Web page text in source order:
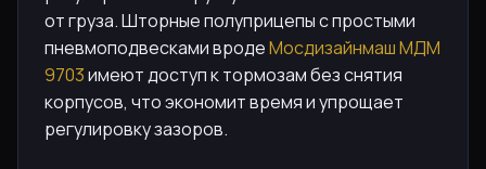
от груза. Шторные полуприцепы с простыми
пневмоподвесками вродеМосдизайнмаш МДМ
9703имеют доступ к тормозам без снятия
корпусов, что экономит время и упрощает
регулировку зазоров.